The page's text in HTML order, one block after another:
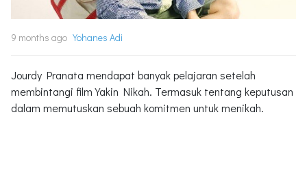
9 months ago Yohanes Adi
Jourdy Pranata mendapat banyak pelajaran setelah
membintangi film Yakin Nikah. Termasuk tentang keputusan
dalam memutuskan sebuah komitmen untuk menikah.